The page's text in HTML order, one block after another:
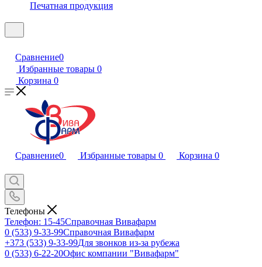
Печатная продукция
Сравнение0
Избранные товары 0
Корзина 0
Сравнение0 Избранные товары 0 Корзина 0
Телефоны
Телефон: 15-45Справочная Вивафарм
0 (533) 9-33-99Справочная Вивафарм
+373 (533) 9-33-99Для звонков из-за рубежа
0 (533) 6-22-20Офис компании "Вивафарм"